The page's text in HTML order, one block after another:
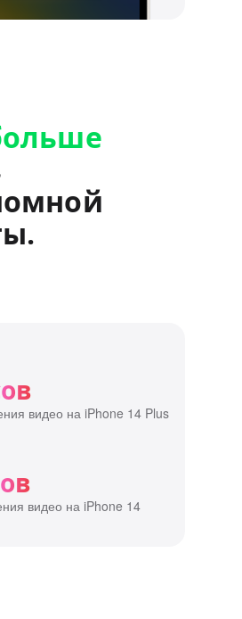
видео на iPhone 14 Plus
видео на iPhone 14